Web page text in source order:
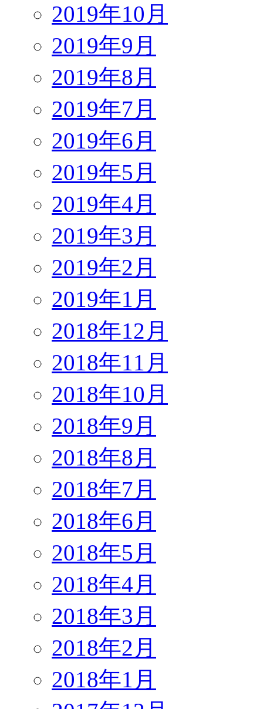
2019年10月
2019年9月
2019年8月
2019年7月
2019年6月
2019年5月
2019年4月
2019年3月
2019年2月
2019年1月
2018年12月
2018年11月
2018年10月
2018年9月
2018年8月
2018年7月
2018年6月
2018年5月
2018年4月
2018年3月
2018年2月
2018年1月